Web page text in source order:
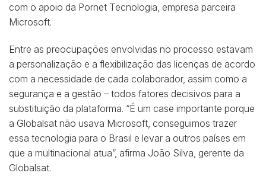
com o apoio da Pornet Tecnologia, empresa parceira
Microsoft.
Entre as preocupações envolvidas no processo estavam
a personalização e a flexibilização das licenças de acordo
com a necessidade de cada colaborador, assim como a
segurança e a gestão – todos fatores decisivos para a
substituição da plataforma. “É um case importante porque
a Globalsat não usava Microsoft, conseguimos trazer
essa tecnologia para o Brasil e levar a outros países em
que a multinacional atua”, afirma João Silva, gerente da
Globalsat.